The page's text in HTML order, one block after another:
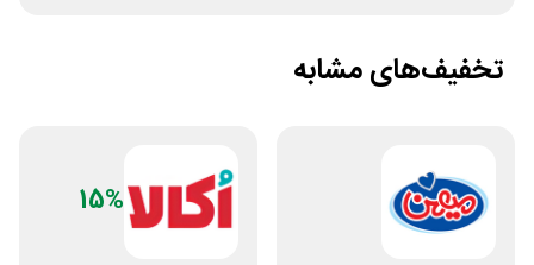
تخفیف‌های مشابه
15%